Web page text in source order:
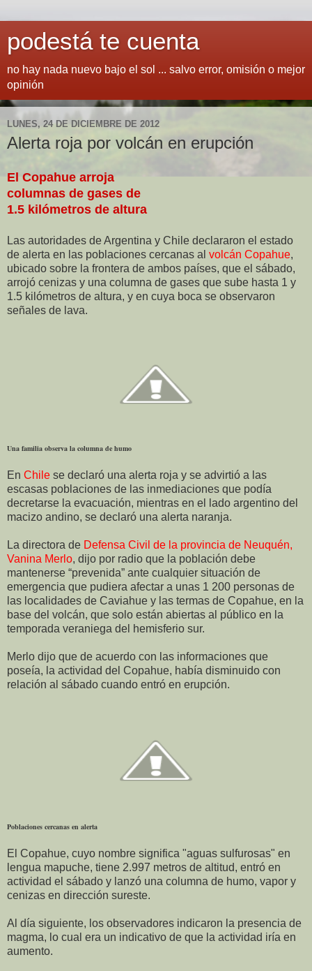
podestá te cuenta
no hay nada nuevo bajo el sol ... salvo error, omisión o mejor
opinión
LUNES, 24 DE DICIEMBRE DE 2012
Alerta roja por volcán en erupción
El Copahue arroja
columnas de gases de
1.5 kilómetros de altura
Las autoridades de Argentina y Chile declararon el estado
de alerta en las poblaciones cercanas al volcán Copahue,
ubicado sobre la frontera de ambos países, que el sábado,
arrojó cenizas y una columna de gases que sube hasta 1 y
1.5 kilómetros de altura, y en cuya boca se observaron
señales de lava.
Una familia observa la columna de humo
En Chile se declaró una alerta roja y se advirtió a las
escasas poblaciones de las inmediaciones que podía
decretarse la evacuación, mientras en el lado argentino del
macizo andino, se declaró una alerta naranja.
La directora de Defensa Civil de la provincia de Neuquén,
Vanina Merlo, dijo por radio que la población debe
mantenerse “prevenida” ante cualquier situación de
emergencia que pudiera afectar a unas 1 200 personas de
las localidades de Caviahue y las termas de Copahue, en la
base del volcán, que solo están abiertas al público en la
temporada veraniega del hemisferio sur.
Merlo dijo que de acuerdo con las informaciones que
poseía, la actividad del Copahue, había disminuido con
relación al sábado cuando entró en erupción.
Poblaciones cercanas en alerta
El Copahue, cuyo nombre significa "aguas sulfurosas" en
lengua mapuche, tiene 2.997 metros de altitud, entró en
actividad el sábado y lanzó una columna de humo, vapor y
cenizas en dirección sureste.
Al día siguiente, los observadores indicaron la presencia de
magma, lo cual era un indicativo de que la actividad iría en
aumento.